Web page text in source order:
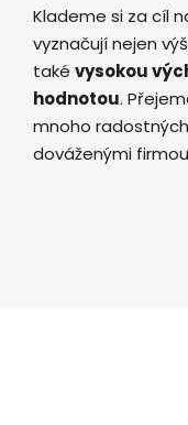
Klademe si za cíl
vyznačují nejen
také vysokou
hodnotou.
mnoho
dováženými firmou